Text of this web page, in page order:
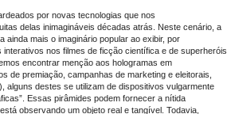
por novas tecnologias que nos
delas inimagináveis décadas atrás. Neste cenário, a
ainda mais o imaginário popular ao exibir, por
nos filmes de ficção científica e de superheróis.
encontrar menção aos hologramas em
de premiação, campanhas de marketing e eleitorais,
alguns destes se utilizam de dispositivos vulgarmente
Essas pirâmides podem fornecer a nítida
observando um objeto real e tangível. Todavia,